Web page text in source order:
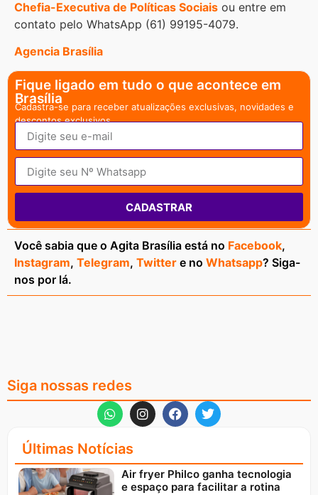
Chefia-Executiva de Políticas Sociais ou entre em
contato pelo WhatsApp (61) 99195-4079.
Agencia Brasília
Fique ligado em tudo o que acontece em
Brasília
Cadastra-se para receber atualizações exclusivas, novidades e
descontos exclusivos.
CADASTRAR
Você sabia que o Agita Brasília está no Facebook,
Instagram, Telegram, Twitter e no Whatsapp? Siga-
nos por lá.
Siga nossas redes
Últimas Notícias
Air fryer Philco ganha tecnologia
e espaço para facilitar a rotina